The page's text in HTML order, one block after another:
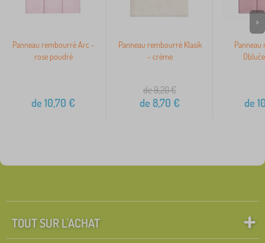
Panneau rembourré Arc -
rose poudré
de 10,70 €
Panneau rembourré Klasik
- crème
de 9,20€
de 8,70 € de
>
TOUT SUR L'ACHAT